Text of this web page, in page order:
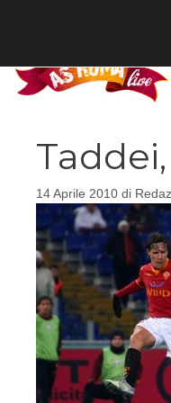
14 Aprile 2010 di